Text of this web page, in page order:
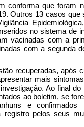
conforma que foram
Outros 13 casos que
no sistema de
vacinadas com a
com a segunda
recuperadas, após
mais
Ao final
ao boletim, se
e confirmados
registro pelos seus